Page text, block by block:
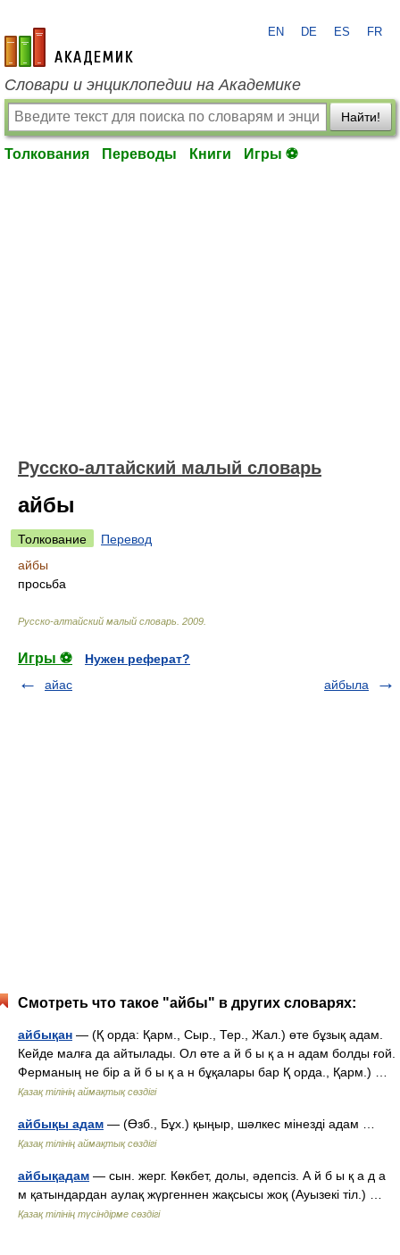
academic.ru
EN DE ES FR
Словари и энциклопедии на Академике
Найти!
Толкования Переводы Книги Игры ⚽
Русско-алтайский малый словарь
айбы
Толкование
Перевод
айбы
просьба
Русско-алтайский малый словарь 2009
Игры ⚽
Нужен реферат?
айас
айбыла
Смотреть что такое "айбы" в других словарях:
айбықан — (Қ орда: Қарм., Сыр., Тер., Жал.) өте бұзық адам.
Кейде малға да айтылады. Ол өте а й б ы қ а н адам болды ғой.
Ферманың не бір а й б ы қ а н бұқалары бар Қ орда., Қарм.) …
Қазақ тілінің аймақтық сөздігі
айбықы адам — (Өзб., Бұх.) қыңыр, шәлкес мінезді адам …
Қазақ тілінің аймақтық сөздігі
айбықадам — сын. жерг. Көкбет, долы, әдепсіз. А й б ы қ а д а
м қатындардан аулақ жүргеннен жақсысы жоқ (Ауызекі тіл.) …
Қазақ тілінің түсіндірме сөздігі